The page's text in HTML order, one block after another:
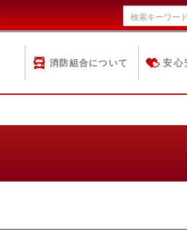
消防組合について 安心